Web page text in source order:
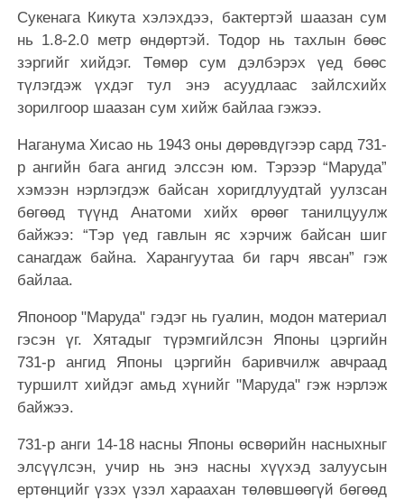
Сукенага Кикута хэлэхдээ, бактертэй шаазан сум
нь 1.8-2.0 метр өндөртэй. Тодор нь тахлын бөөс
зэргийг хийдэг. Төмөр сум дэлбэрэх үед бөөс
түлэгдэж үхдэг тул энэ асуудлаас зайлсхийх
зорилгоор шаазан сум хийж байлаа гэжээ.
Наганума Хисао нь 1943 оны дөрөвдүгээр сард 731-
р ангийн бага ангид элссэн юм. Тэрээр “Маруда”
хэмээн нэрлэгдэж байсан хоригдлуудтай уулзсан
бөгөөд түүнд Анатоми хийх өрөөг танилцуулж
байжээ: “Тэр үед гавлын яс хэрчиж байсан шиг
санагдаж байна. Харангуутаа би гарч явсан” гэж
байлаа.
Японоор "Маруда" гэдэг нь гуалин, модон материал
гэсэн үг. Хятадыг түрэмгийлсэн Японы цэргийн
731-р ангид Японы цэргийн баривчилж авчраад
туршилт хийдэг амьд хүнийг "Маруда" гэж нэрлэж
байжээ.
731-р анги 14-18 насны Японы өсвөрийн насныхныг
элсүүлсэн, учир нь энэ насны хүүхэд залуусын
ертөнцийг үзэх үзэл хараахан төлөвшөөгүй бөгөөд